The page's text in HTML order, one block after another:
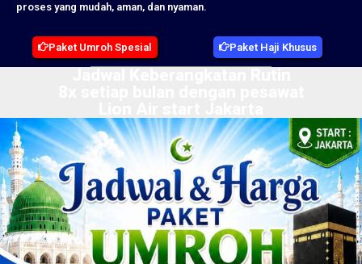
proses yang mudah, aman, dan nyaman.
Paket Umroh Spesial Paket Haji Khusus